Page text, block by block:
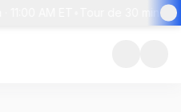
Tour de 30 min +